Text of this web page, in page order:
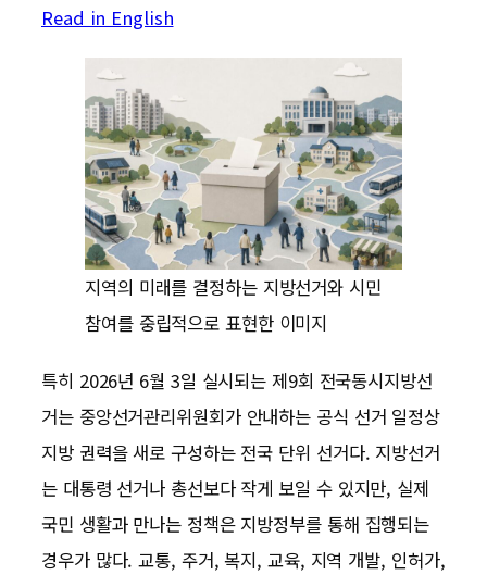
Read in English
지역의 미래를 결정하는 지방선거와 시민
참여를 중립적으로 표현한 이미지
특히 2026년 6월 3일 실시되는 제9회 전국동시지방선
거는 중앙선거관리위원회가 안내하는 공식 선거 일정상
지방 권력을 새로 구성하는 전국 단위 선거다. 지방선거
는 대통령 선거나 총선보다 작게 보일 수 있지만, 실제
국민 생활과 만나는 정책은 지방정부를 통해 집행되는
경우가 많다. 교통, 주거, 복지, 교육, 지역 개발, 인허가,